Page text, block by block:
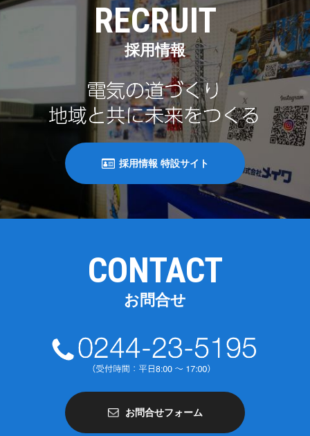
RECRUIT
採用情報
採用情報 特設サイト
CONTACT
お問合せ
お問合せフォーム